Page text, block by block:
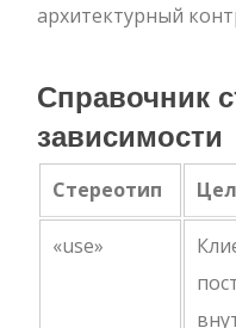
архитектурный
Справочник
зависимости
Стереотип
«use»